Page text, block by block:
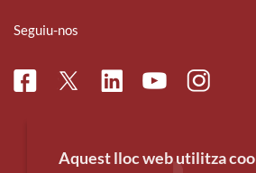
Seguiu-nos
FacebookTwitterLinkedinYoutubeInstagram
Aquest lloc web utilitza